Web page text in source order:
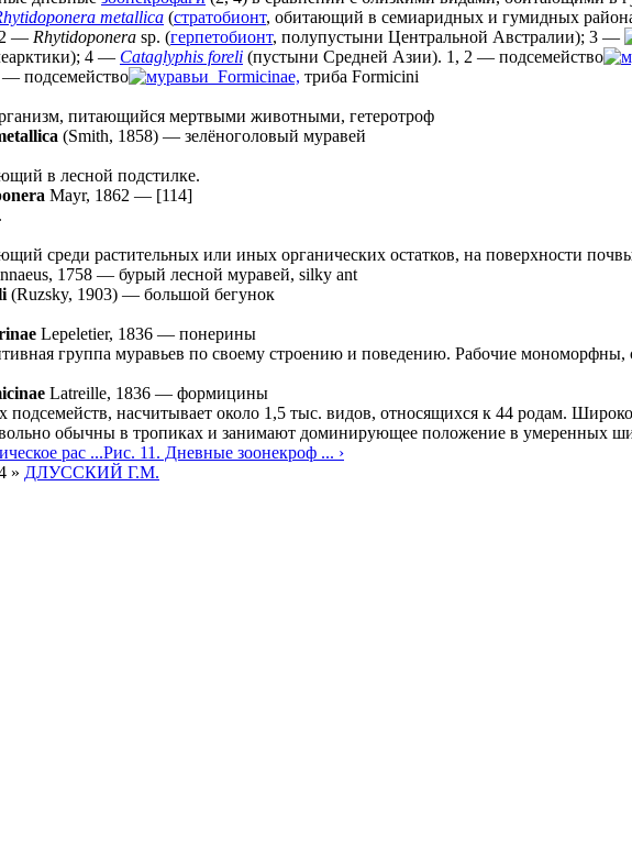
metallica (стратобионт, обитающий в семиаридных и гумидных
2 — Rhytidoponera sp. (герпетобионт, полупустыни Центральной Австралии); 3 —
4 — Cataglyphis foreli (пустыни Средней Азии). 1, 2 — подсемейство
— подсемейство
Formicinae, триба Formicini
питающийся мертвыми животными, гетеротроф
(Smith, 1858) — зелёноголовый муравей
в лесной подстилке.
Mayr, 1862 — [114]
среди растительных или иных органических остатков, на поверхности
1758 — бурый лесной муравей, silky ant
(Ruzsky, 1903) — большой бегунок
Lepeletier, 1836 — понерины
группа муравьев по своему строению и поведению. Рабочие мономорфны,
Latreille, 1836 — формицины
насчитывает около 1,5 тыс. видов, относящихся к 44 родам.
обычны в тропиках и занимают доминирующее положение в умеренных
рас ...Рис. 11. Дневные зоонекроф ... ›
» ДЛУССКИЙ Г.М.